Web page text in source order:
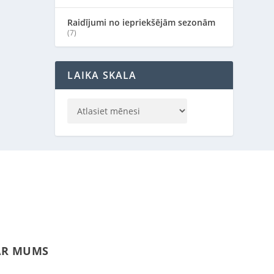
Raidījumi no iepriekšējām sezonām
(7)
LAIKA SKALA
MUMS